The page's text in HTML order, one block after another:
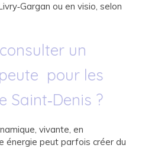
ou en visio, selon
un
pour les
Saint‑Denis ?
vivante, en
énergie peut parfois créer du